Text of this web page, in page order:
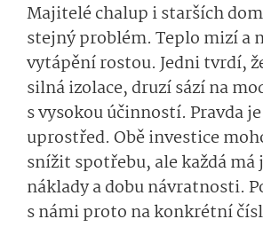
Majitelé chalup i starších
stejný problém. Teplo mizí a
vytápění rostou. Jedni tvrdí,
silná izolace, druzí sází na
s vysokou účinností. Pravda
uprostřed. Obě investice
snížit spotřebu, ale každá
náklady a dobu návratnosti.
s námi proto na konkrétní